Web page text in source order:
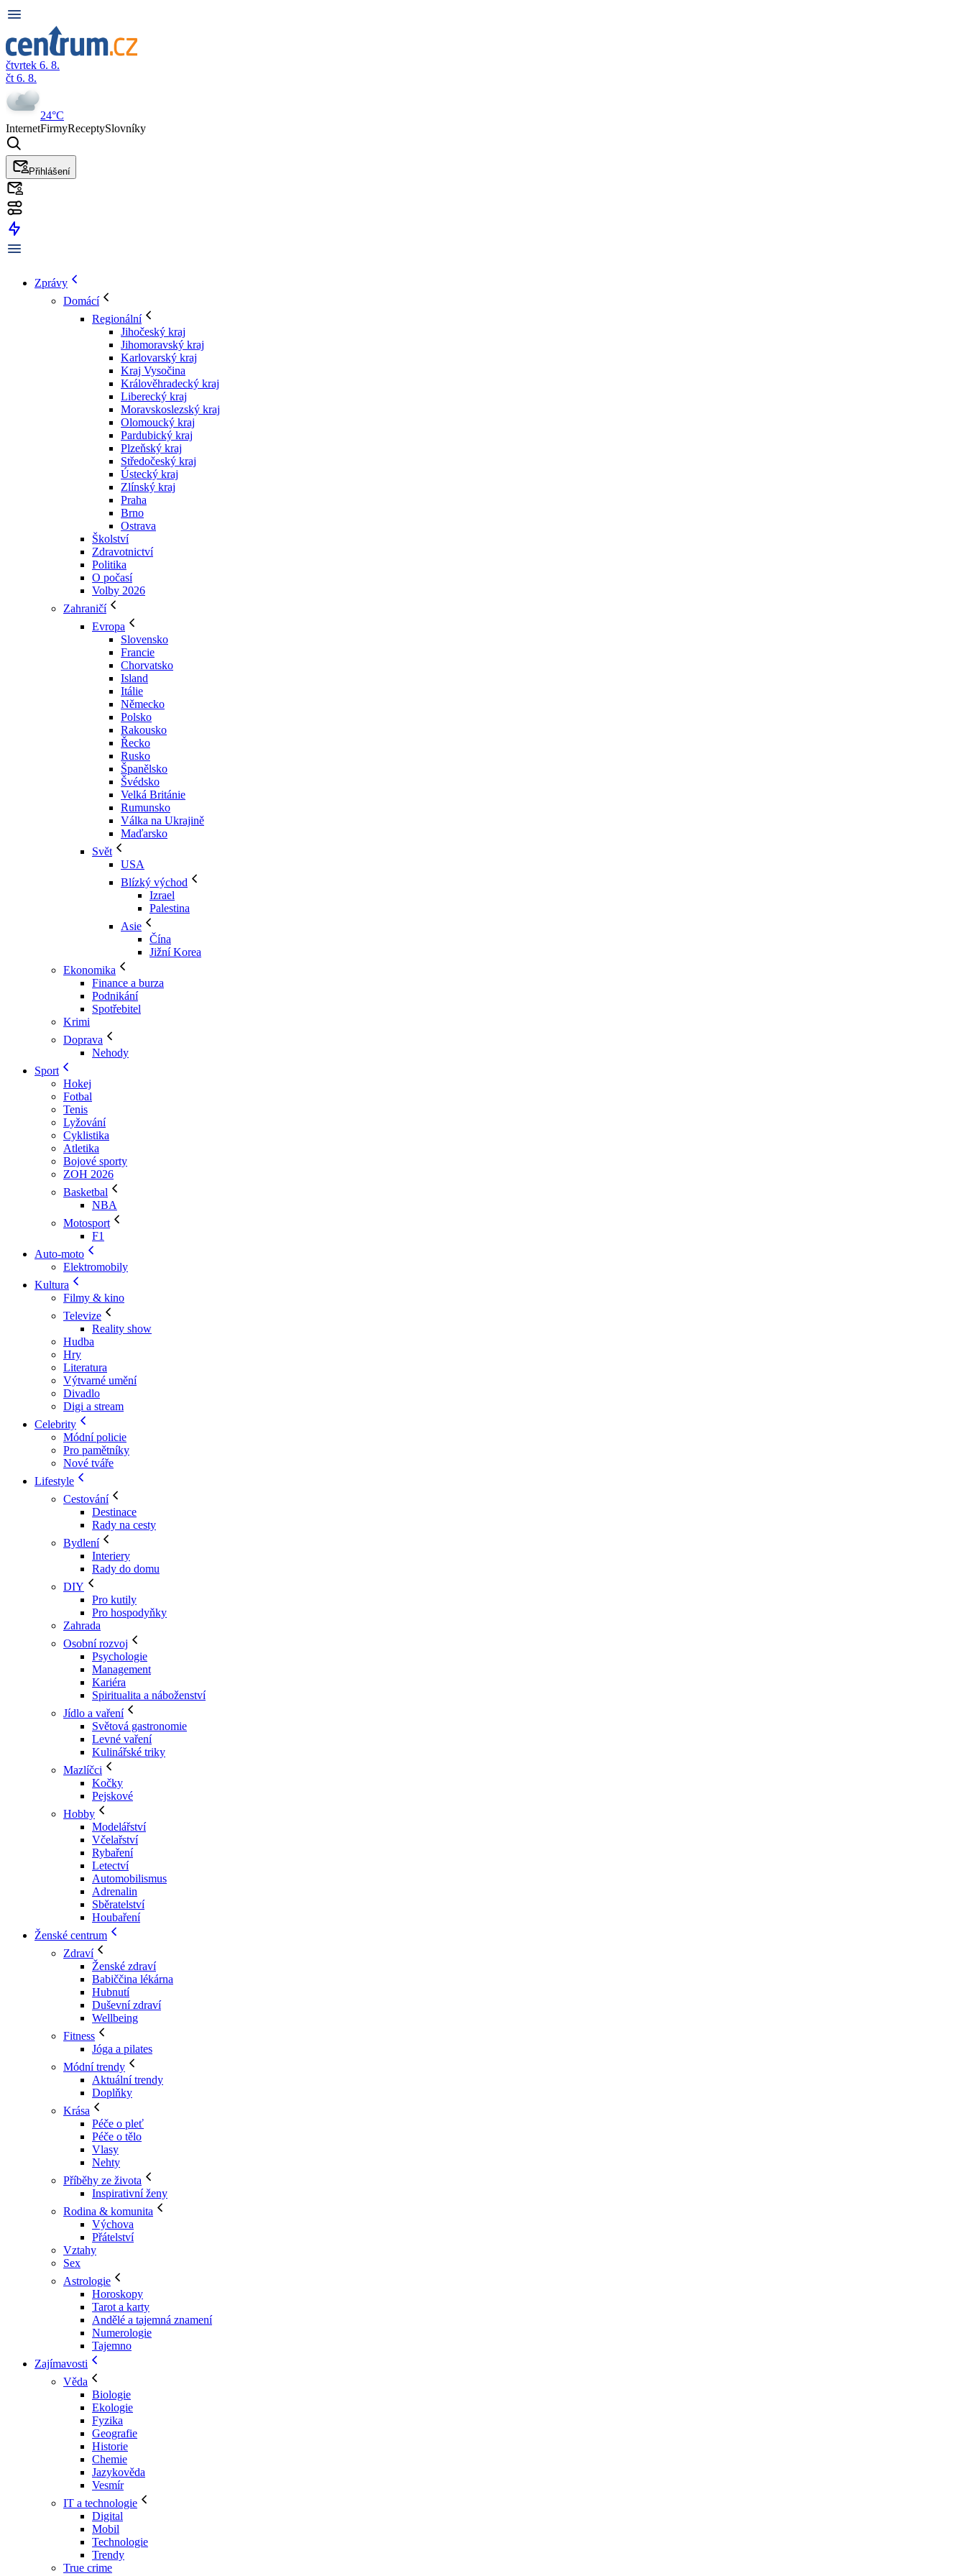
čtvrtek 6. 8.
čt 6. 8.
24°C
InternetFirmyReceptySlovníky
Přihlášení
Zprávy
Domácí
Regionální
Jihočeský kraj
Jihomoravský kraj
Karlovarský kraj
Kraj Vysočina
Králověhradecký kraj
Liberecký kraj
Moravskoslezský kraj
Olomoucký kraj
Pardubický kraj
Plzeňský kraj
Středočeský kraj
Ústecký kraj
Zlínský kraj
Praha
Brno
Ostrava
Školství
Zdravotnictví
Politika
O počasí
Volby 2026
Zahraničí
Evropa
Slovensko
Francie
Chorvatsko
Island
Itálie
Německo
Polsko
Rakousko
Řecko
Rusko
Španělsko
Švédsko
Velká Británie
Rumunsko
Válka na Ukrajině
Maďarsko
Svět
USA
Blízký východ
Izrael
Palestina
Asie
Čína
Jižní Korea
Ekonomika
Finance a burza
Podnikání
Spotřebitel
Krimi
Doprava
Nehody
Sport
Hokej
Fotbal
Tenis
Lyžování
Cyklistika
Atletika
Bojové sporty
ZOH 2026
Basketbal
NBA
Motosport
F1
Auto-moto
Elektromobily
Kultura
Filmy & kino
Televize
Reality show
Hudba
Hry
Literatura
Výtvarné umění
Divadlo
Digi a stream
Celebrity
Módní policie
Pro pamětníky
Nové tváře
Lifestyle
Cestování
Destinace
Rady na cesty
Bydlení
Interiery
Rady do domu
DIY
Pro kutily
Pro hospodyňky
Zahrada
Osobní rozvoj
Psychologie
Management
Kariéra
Spiritualita a náboženství
Jídlo a vaření
Světová gastronomie
Levné vaření
Kulinářské triky
Mazlíčci
Kočky
Pejskové
Hobby
Modelářství
Včelařství
Rybaření
Letectví
Automobilismus
Adrenalin
Sběratelství
Houbaření
Ženské centrum
Zdraví
Ženské zdraví
Babiččina lékárna
Hubnutí
Duševní zdraví
Wellbeing
Fitness
Jóga a pilates
Módní trendy
Aktuální trendy
Doplňky
Krása
Péče o pleť
Péče o tělo
Vlasy
Nehty
Příběhy ze života
Inspirativní ženy
Rodina & komunita
Výchova
Přátelství
Vztahy
Sex
Astrologie
Horoskopy
Tarot a karty
Andělé a tajemná znamení
Numerologie
Tajemno
Zajímavosti
Věda
Biologie
Ekologie
Fyzika
Geografie
Historie
Chemie
Jazykověda
Vesmír
IT a technologie
Digital
Mobil
Technologie
Trendy
True crime